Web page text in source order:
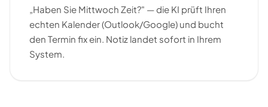
„Haben Sie Mittwoch Zeit?" — die KI prüft Ihren
echten Kalender (Outlook/Google) und bucht
den Termin fix ein. Notiz landet sofort in Ihrem
System.